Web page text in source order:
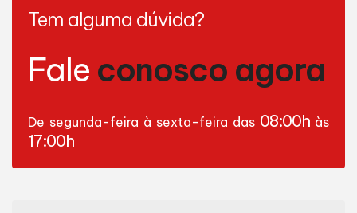
Tem alguma dúvida?
Fale conosco agora
De segunda-feira à sexta-feira das 08:00h às
17:00h